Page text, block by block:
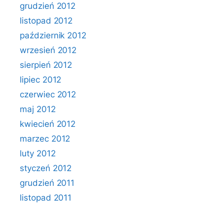
grudzień 2012
listopad 2012
październik 2012
wrzesień 2012
sierpień 2012
lipiec 2012
czerwiec 2012
maj 2012
kwiecień 2012
marzec 2012
luty 2012
styczeń 2012
grudzień 2011
listopad 2011